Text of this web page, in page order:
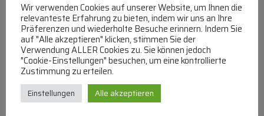
Bei uns können Sie bezahlen per:
Überweisung
PayPal
VISA
MasterCard
Wir verwenden Cookies auf unserer Website, um Ihnen die
relevanteste Erfahrung zu bieten, indem wir uns an Ihre
Präferenzen und wiederholte Besuche erinnern. Indem Sie
auf "Alle akzeptieren" klicken, stimmen Sie der
Verwendung ALLER Cookies zu. Sie können jedoch
"Cookie-Einstellungen" besuchen, um eine kontrollierte
Zustimmung zu erteilen.
Einstellungen Alle akzeptieren